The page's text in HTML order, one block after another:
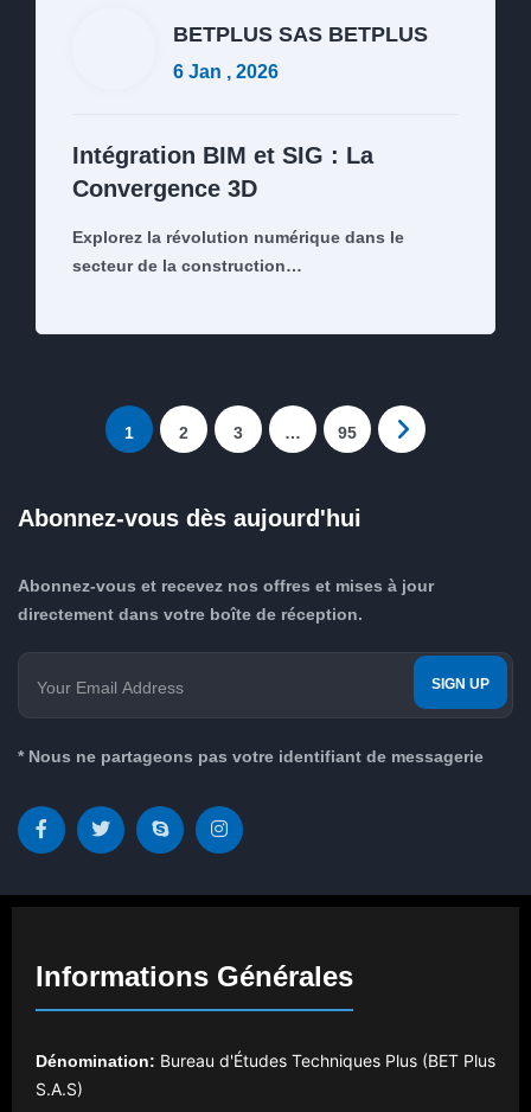
BETPLUS SAS BETPLUS
6 Jan , 2026
Intégration BIM et SIG : La
Convergence 3D
Explorez la révolution numérique dans le
secteur de la construction…
1 2 3 … 95
Abonnez-vous dès aujourd'hui
Abonnez-vous et recevez nos offres et mises à jour
directement dans votre boîte de réception.
* Nous ne partageons pas votre identifiant de messagerie
Informations Générales
Dénomination: Bureau d'Études Techniques Plus (BET Plus
S.A.S)